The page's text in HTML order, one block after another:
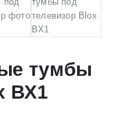
тумбы
BX1